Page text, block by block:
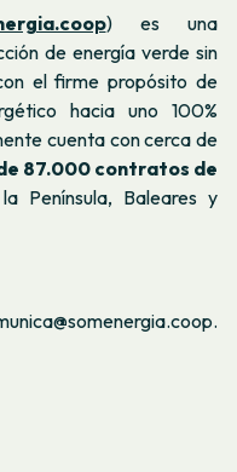
) es una
de energía verde sin
el firme propósito de
hacia uno 100%
cuenta con cerca de
87.000 contratos de
Península, Baleares y